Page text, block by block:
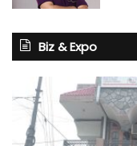
Biz & Expo